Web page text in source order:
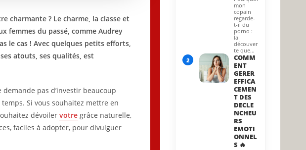
charmante ? Le charme, la classe et
femmes du passé, comme Audrey
le cas ! Avec quelques petits efforts,
atouts, ses qualités, est
pas d’investir beaucoup
Si vous souhaitez mettre en
dévoilervotre grâce naturelle,
faciles à adopter, pour divulguer
mon
copain
regarde-
t-il du
porno :
la
découver
te que…
2
COMM
ENT
GERER
EFFICA
CEMEN
T DES
DECLE
NCHEU
RS
EMOTI
ONNEL
S 🔥